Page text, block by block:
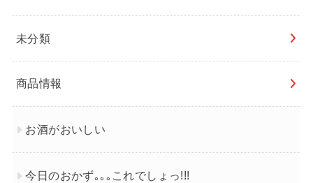
未分類
商品情報
お酒がおいしい
今日のおかず｡｡｡これでしょっ!!!